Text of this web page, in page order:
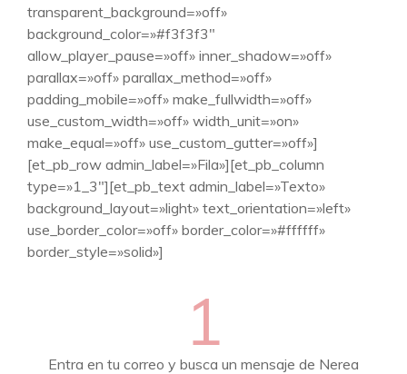
transparent_background=»off»
background_color=»#f3f3f3″
allow_player_pause=»off» inner_shadow=»off»
parallax=»off» parallax_method=»off»
padding_mobile=»off» make_fullwidth=»off»
use_custom_width=»off» width_unit=»on»
make_equal=»off» use_custom_gutter=»off»]
[et_pb_row admin_label=»Fila»][et_pb_column
type=»1_3″][et_pb_text admin_label=»Texto»
background_layout=»light» text_orientation=»left»
use_border_color=»off» border_color=»#ffffff»
border_style=»solid»]
1
Entra en tu correo y busca un mensaje de Nerea